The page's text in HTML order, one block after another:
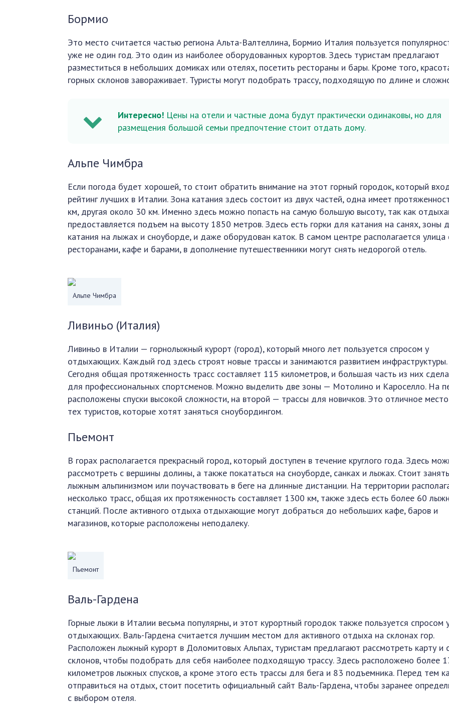
Бормио
Это место считается частью региона Альта-Валтеллина, Бормио Италия пользуется
уже не один год. Это один из наиболее оборудованных курортов. Здесь туристам предлагают
разместиться в небольших домиках или отелях, посетить рестораны и бары. Кроме того,
горных склонов завораживает. Туристы могут подобрать трассу, подходящую по длине и
Интересно! Цены на отели и частные дома будут практически одинаковы, но для
размещения большой семьи предпочтение стоит отдать дому.
Альпе Чимбра
Если погода будет хорошей, то стоит обратить внимание на этот горный городок, который
рейтинг лучших в Италии. Зона катания здесь состоит из двух частей, одна имеет
км, другая около 30 км. Именно здесь можно попасть на самую большую высоту, так как
предоставляется подъем на высоту 1850 метров. Здесь есть горки для катания на санях, зоны
катания на лыжах и сноуборде, и даже оборудован каток. В самом центре располагается улица
ресторанами, кафе и барами, в дополнение путешественники могут снять недорогой отель.
Альпе Чимбра
Ливиньо (Италия)
Ливиньо в Италии — горнолыжный курорт (город), который много лет пользуется спросом у
отдыхающих. Каждый год здесь строят новые трассы и занимаются развитием инфраструктуры.
Сегодня общая протяженность трасс составляет 115 километров, и большая часть из них
для профессиональных спортсменов. Можно выделить две зоны — Мотолино и Кароселло. На
расположены спуски высокой сложности, на второй — трассы для новичков. Это отличное
тех туристов, которые хотят заняться сноубордингом.
Пьемонт
В горах располагается прекрасный город, который доступен в течение круглого года. Здесь
рассмотреть с вершины долины, а также покататься на сноуборде, санках и лыжах. Стоит
лыжным альпинизмом или поучаствовать в беге на длинные дистанции. На территории
несколько трасс, общая их протяженность составляет 1300 км, также здесь есть более 60
станций. После активного отдыха отдыхающие могут добраться до небольших кафе, баров и
магазинов, которые расположены неподалеку.
Пьемонт
Валь-Гардена
Горные лыжи в Италии весьма популярны, и этот курортный городок также пользуется спросом
отдыхающих. Валь-Гардена считается лучшим местом для активного отдыха на склонах гор.
Расположен лыжный курорт в Доломитовых Альпах, туристам предлагают рассмотреть карту и
склонов, чтобы подобрать для себя наиболее подходящую трассу. Здесь расположено более
километров лыжных спусков, а кроме этого есть трассы для бега и 83 подъемника. Перед тем
отправиться на отдых, стоит посетить официальный сайт Валь-Гардена, чтобы заранее
с выбором отеля.